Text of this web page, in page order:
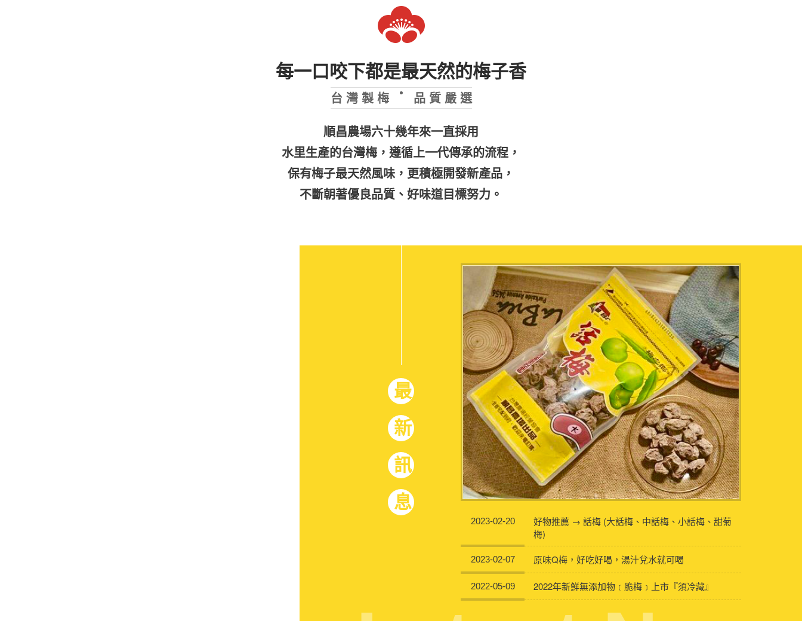
李子系列
禮盒專區
每一口咬下都是最天然的梅子香
台 灣 製 梅
品 質 嚴 選
順昌農場六十幾年來一直採用
水里生產的台灣梅， 遵循上一代傳承的流程 ，
保有梅子最天然風味，更積極開發新產品，
不斷朝著優良品質、好味道目標努力。
最新訊息 2023-02-20
好物推薦 → 話梅 (大話梅、中話梅、小話梅、甜菊
梅)
2023-02-07 原味Q梅，好吃好喝，湯汁兌水就可喝
2022-05-09 2022年新鮮無添加物﹝脆梅﹞上市『須冷藏』